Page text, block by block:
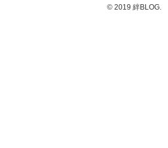
© 2019 絆BLOG.